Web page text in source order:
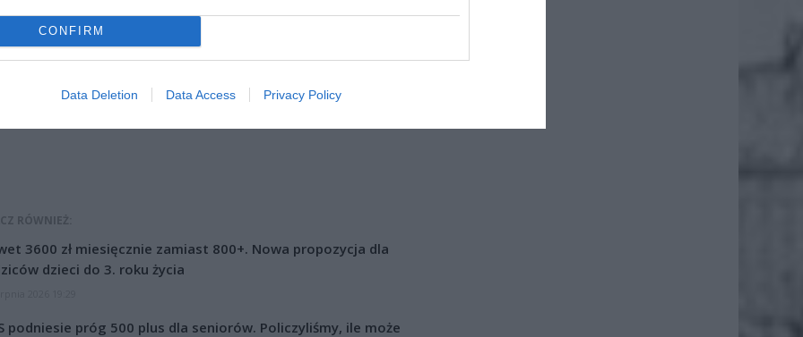
CONFIRM
Data Deletion Data Access Privacy Policy
ad
RÓWNIEŻ:
3600 zł miesięcznie zamiast 800+. Nowa propozycja dla
dzieci do 3. roku życia
podniesie próg 500 plus dla seniorów. Policzyliśmy, ile może